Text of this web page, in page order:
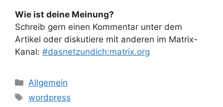
Wie ist deine Meinung?
Schreib gern einen Kommentar unter dem
Artikel oder diskutiere mit anderen im Matrix-
Kanal: #dasnetzundich:matrix.org
Kategorien
Allgemein
Schlagwörter
wordpress